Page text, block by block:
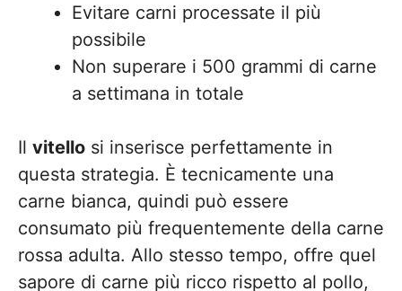
Evitare carni processate il più
possibile
Non superare i 500 grammi di carne
a settimana in totale
Il vitello si inserisce perfettamente in
questa strategia. È tecnicamente una
carne bianca, quindi può essere
consumato più frequentemente della carne
rossa adulta. Allo stesso tempo, offre quel
sapore di carne più ricco rispetto al pollo,